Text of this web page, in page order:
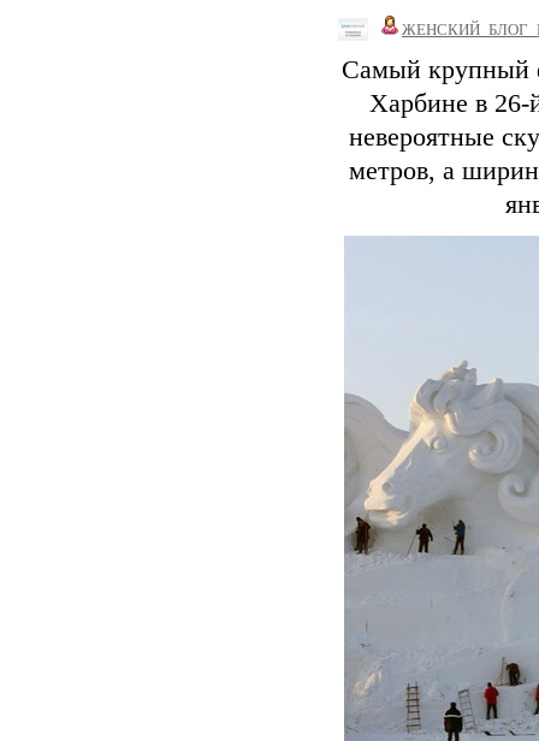
Самый крупный
Харбине в 26-
невероятные
метров, а